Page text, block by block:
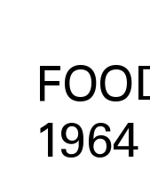
1964